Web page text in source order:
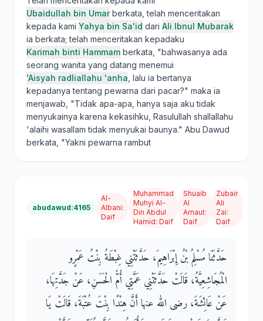
Ubaidullah bin Umarberkata, telah menceritakan
kepada kami Yahya bin Sa'id dari Ali Ibnul Mubarak
ia berkata; telah menceritakan kepadaku
Karimah binti Hammam berkata, "bahwasanya ada
seorang wanita yang datang menemui
'Aisyah radliallahu 'anha , lalu ia bertanya
kepadanya tentang pewarna dari pacar?" maka ia
menjawab, "Tidak apa-apa, hanya saja aku tidak
menyukainya karena kekasihku, Rasulullah shallallahu
'alaihi wasallam tidak menyukai baunya." Abu Dawud
berkata, "Yakni pewarna rambut
abudawud:4165
Al-
Albani:
Daif
Muhammad
Muhyi Al-
Din Abdul
Hamid: Daif
Shuaib
Al
Arnaut:
Daif
Zubair
Ali
Zai:
Daif
حَدَّثَنَا مُسْلِمُ بْنُ إِبْرَاهِيمَ، حَدَّثَتْنِي غِبْطَةُ بِنْتُ عَمْرٍو
الْمُجَاشِعِيَّةُ، قَالَتْ حَدَّثَتْنِي عَمَّتِي أُمُّ الْحَسَنِ، عَنْ جَدَّتِهَا،
عَنْ عَائِشَةَ، رضى الله عنها أَنَّ هِنْدًا بِنْتَ عُتْبَةَ، قَالَتْ يَا